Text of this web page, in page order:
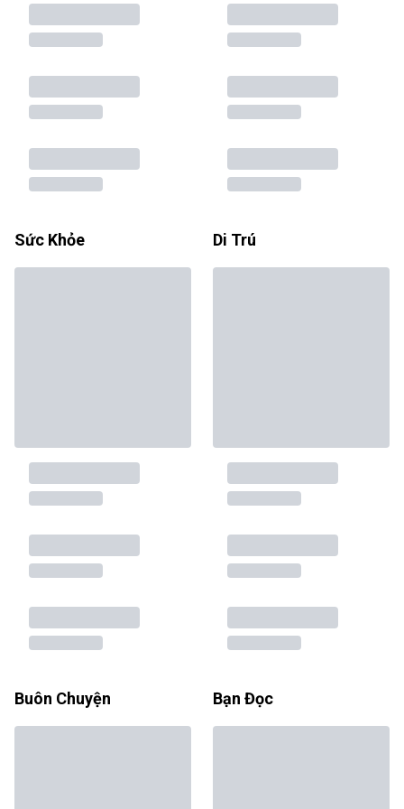
Sức Khỏe Di Trú
Buôn Chuyện Bạn Đọc